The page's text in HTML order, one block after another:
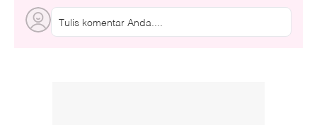
Tulis komentar Anda....